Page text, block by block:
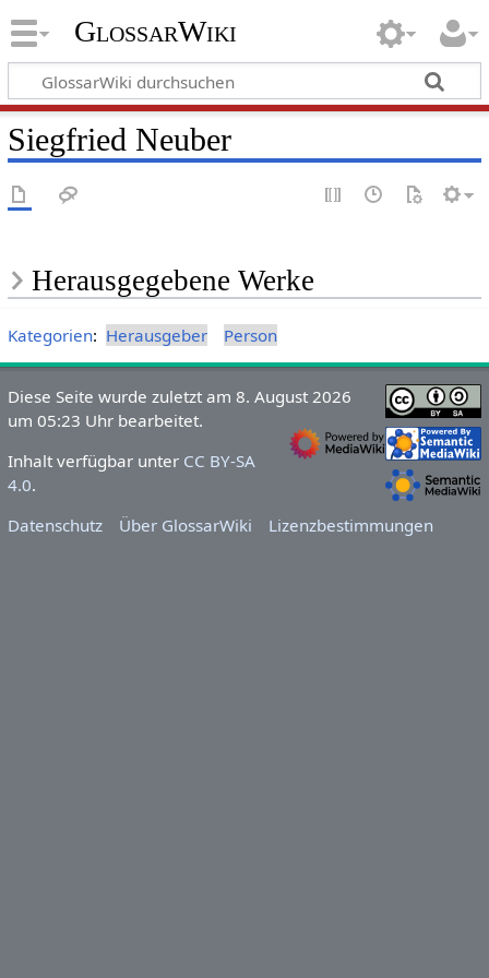
GlossarWiki
Siegfried Neuber
Herausgegebene Werke
Kategorien: Herausgeber Person
Diese Seite wurde zuletzt am 8. August 2026
um 05:23 Uhr bearbeitet.
Inhalt verfügbar unter CC BY-SA
4.0.
Datenschutz
Über GlossarWiki Lizenzbestimmungen